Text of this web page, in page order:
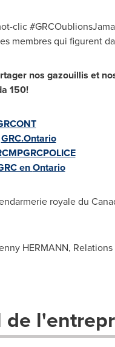
clic
membres qui figurent
nos gazouillis et
150!
GRC.Ontario
enOntario
royale du
HERMANN,
de